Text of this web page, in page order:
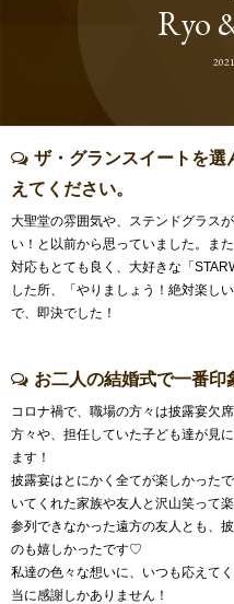
Ryo
ザ・グランスイートを選
えてください。
大聖堂の雰囲気や、ステンドグラス
い！と以前から思っていました。ま
対応もとても良く、大好きな「
した所、「やりましょう！絶対楽し
で、即決でした！
お二人の結婚式で一番
コロナ禍で、職場の方々は披露宴欠
方々や、担任していた子ども達が見
ます！
披露宴はとにかく全てが楽しかった
いてくれた家族や友人と沢山笑って
参列できなかった遠方の友人とも、
のも嬉しかったです♡
私達の色々な想いに、いつも応えて
当に感謝しかありません！